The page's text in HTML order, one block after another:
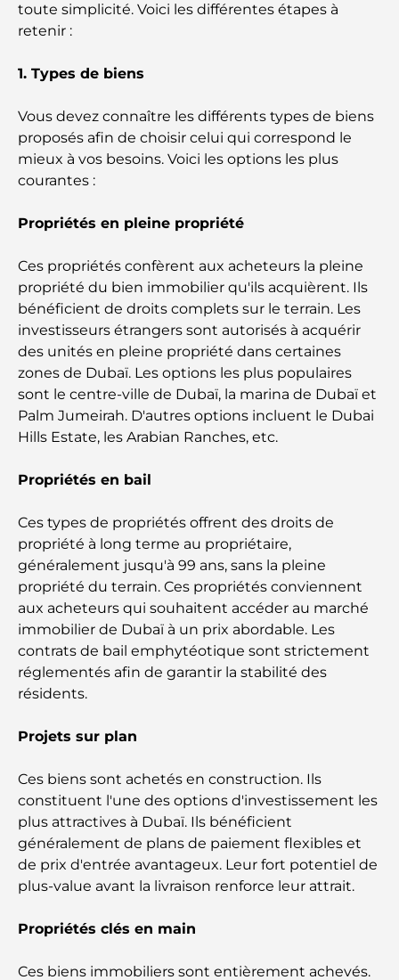
Les meilleurs hôtels de Business Bay, à Dubaï :
mélange de saveurs et de paysages
Restaurants avec vue sur le Burj Al Arab :
Expériences gastronomiques exceptionnelles à
Restaurants italiens du centre-ville de Dubaï : un
avant-goût d'Italie au cœur de la ville
Les 7 meilleures salles de sport de Dubai Hills : le
summum du fitness
Le guide ultime des restaurants gastronomiques
Business Bay, à Dubaï.
Hôpitaux publics à Dubaï : des soins de santé
complets pour tous
Lamborghini les plus chères jamais construites : la
liste ultime des collectionneurs
L'école GEMS la plus chère de Dubaï : un guide
guide pour les familles
Les meilleurs restaurants indiens de Dubaï : un
voyage culinaire
Découvrez la promenade de Palm Jumeirah : une
balade placée sous le signe du luxe et des
découvrez les meilleures options
toute simplicité. Voici les différentes étapes à
retenir :
1. Types de biens
Vous devez connaître les différents types de biens
proposés afin de choisir celui qui correspond le
mieux à vos besoins. Voici les options les plus
courantes :
Propriétés en pleine propriété
Ces propriétés confèrent aux acheteurs la pleine
propriété du bien immobilier qu'ils acquièrent. Ils
bénéficient de droits complets sur le terrain. Les
investisseurs étrangers sont autorisés à acquérir
des unités en pleine propriété dans certaines
zones de Dubaï. Les options les plus populaires
sont le centre-ville de Dubaï, la marina de Dubaï et
Palm Jumeirah. D'autres options incluent le Dubai
Hills Estate, les Arabian Ranches, etc.
Propriétés en bail
Ces types de propriétés offrent des droits de
propriété à long terme au propriétaire,
généralement jusqu'à 99 ans, sans la pleine
propriété du terrain. Ces propriétés conviennent
aux acheteurs qui souhaitent accéder au marché
immobilier de Dubaï à un prix abordable. Les
contrats de bail emphytéotique sont strictement
réglementés afin de garantir la stabilité des
résidents.
Projets sur plan
Ces biens sont achetés en construction. Ils
constituent l'une des options d'investissement les
plus attractives à Dubaï. Ils bénéficient
généralement de plans de paiement flexibles et
de prix d'entrée avantageux. Leur fort potentiel de
plus-value avant la livraison renforce leur attrait.
Propriétés clés en main
Ces biens immobiliers sont entièrement achevés.